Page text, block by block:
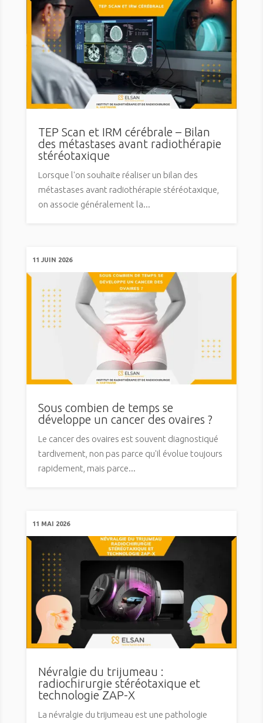
TEP Scan et IRM cérébrale – Bilan
des métastases avant radiothérapie
stéréotaxique
Lorsque l'on souhaite réaliser un bilan des
métastases avant radiothérapie stéréotaxique,
on associe généralement la...
11 JUIN 2026
Sous combien de temps se
développe un cancer des ovaires ?
Le cancer des ovaires est souvent diagnostiqué
tardivement, non pas parce qu'il évolue toujours
rapidement, mais parce...
11 MAI 2026
Névralgie du trijumeau :
radiochirurgie stéréotaxique et
technologie ZAP-X
La névralgie du trijumeau est une pathologie